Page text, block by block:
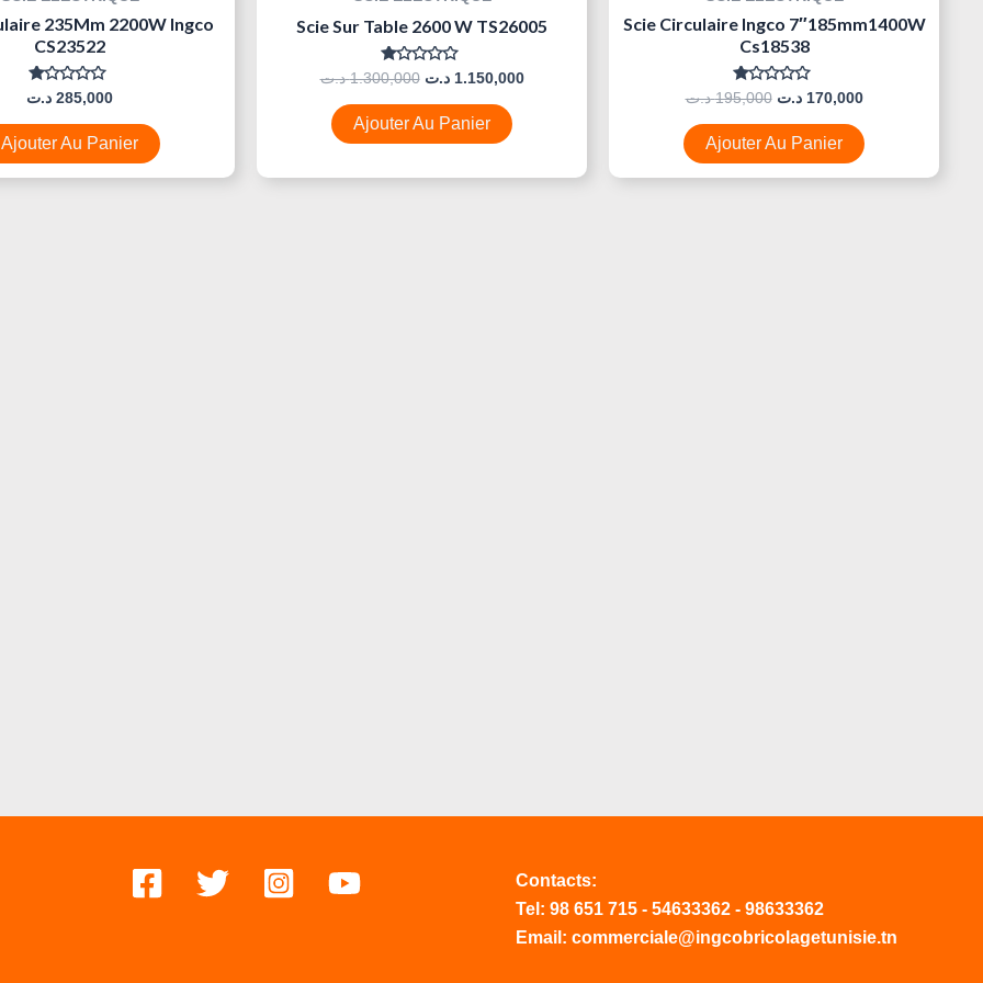
235Mm 2200W Ingco
CS23522
Note
0
Sur
5
285,000 د.ت
Ajouter Au Panier
Scie Sur Table 2600 W TS26005
Note
Sur
5
1.300,000 د.ت 1.150,000 د.ت
Ajouter Au Panier
Scie Circulaire Ingco 7″185mm1400W
Cs18538
Note
Sur
5
195,000 د.ت 170,000 د.ت
Ajouter Au Panier
Contacts:
Tel: 98 651 715- 54633362- 98633362
Email: commerciale@ingcobricolagetunisie.tn